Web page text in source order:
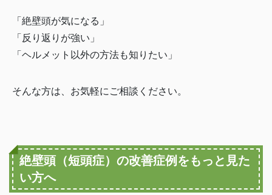
「絶壁頭が気になる」
「反り返りが強い」
「ヘルメット以外の方法も知りたい」
そんな方は、お気軽にご相談ください。
絶壁頭（短頭症）の改善症例をもっと見た
い方へ